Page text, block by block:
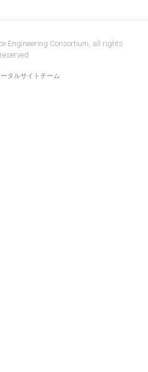
Engineering Consortium, all rights
reserved
タルサイトチーム